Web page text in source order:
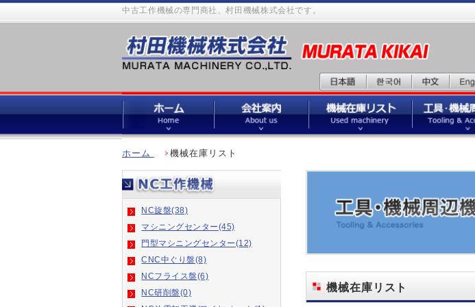
中古工作機械の専門商社、村田機械株式会社です。
ホーム 機械在庫リスト
NC旋盤(38)
機械在庫リスト